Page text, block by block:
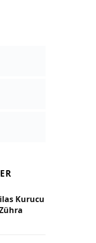
Kurucu